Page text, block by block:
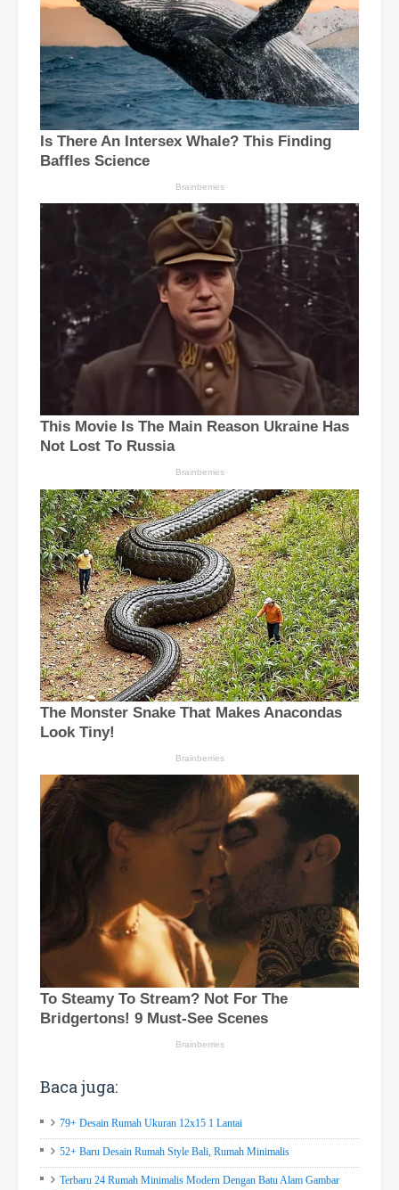
Baca juga:
79+ Desain Rumah Ukuran 12x15 1 Lantai
52+ Baru Desain Rumah Style Bali, Rumah Minimalis
Terbaru 24 Rumah Minimalis Modern Dengan Batu Alam Gambar